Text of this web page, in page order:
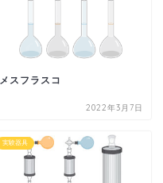
メスフラスコ
2022年3月7日
実験器具